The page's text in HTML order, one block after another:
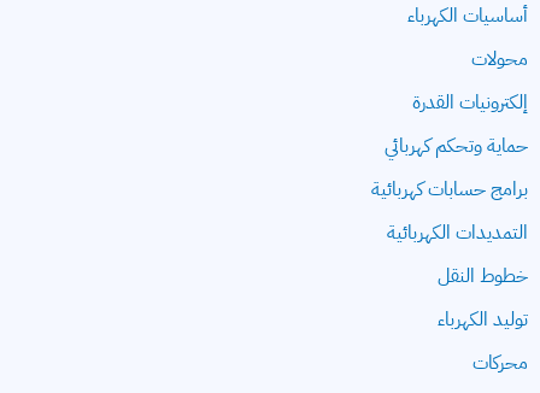
أساسيات الكهرباء
محولات
إلكترونيات القدرة
حماية وتحكم كهربائي
برامج حسابات كهربائية
التمديدات الكهربائية
خطوط النقل
توليد الكهرباء
محركات